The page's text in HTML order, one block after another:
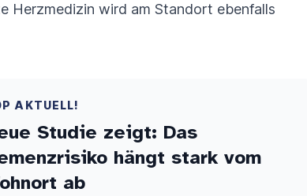
Herzmedizin wird am Standort ebenfalls
AKTUELL!
Studie zeigt: Das
hängt stark vom
ab